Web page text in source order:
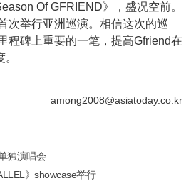
Of GFRIEND》，盛况空前。
次举行亚洲巡演。相信这次的巡
程碑上重要的一笔，提高Gfriend在
among2008@asiatoday.co.kr
独演唱会
》showcase举行